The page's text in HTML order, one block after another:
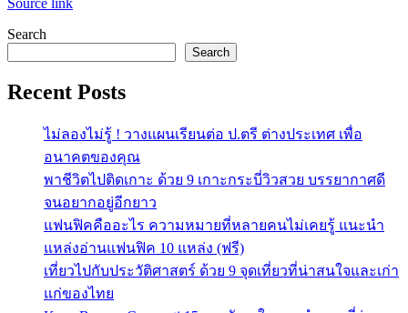
Search
Search
Recent Posts
ไม่ลองไม่รู้ ! วางแผนเรียนต่อ ป.ตรี ต่างประเทศ เพื่อ
อนาคตของคุณ
พาชีวิตไปติดเกาะ ด้วย 9 เกาะกระบี่วิวสวย บรรยากาศดี
จนอยากอยู่อีกยาว
แฟนฟิคคืออะไร ความหมายที่หลายคนไม่เคยรู้ แนะนำ
แหล่งอ่านแฟนฟิค 10 แหล่ง (ฟรี)
เที่ยวไปกับประวัติศาสตร์ ด้วย 9 จุดเที่ยวที่น่าสนใจและเก่า
แก่ของไทย